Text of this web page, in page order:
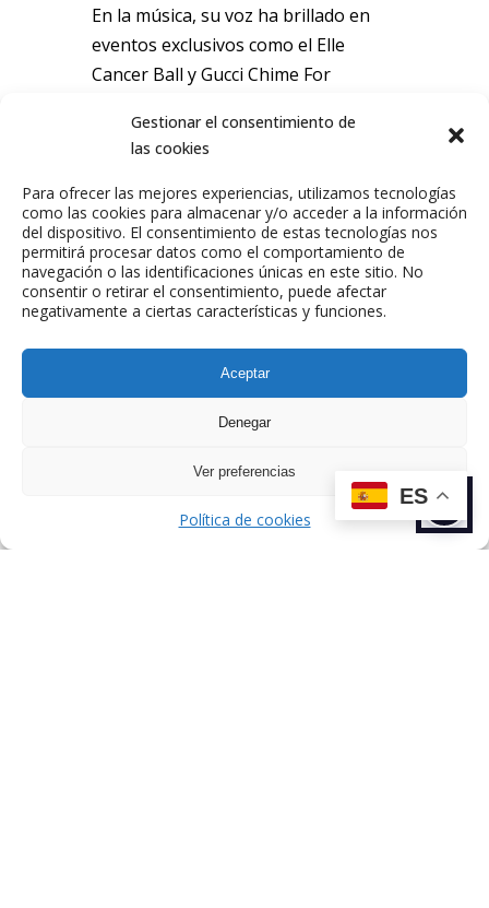
Gestionar el consentimiento de
las cookies
Para ofrecer las mejores experiencias, utilizamos tecnologías
como las cookies para almacenar y/o acceder a la información
del dispositivo. El consentimiento de estas tecnologías nos
permitirá procesar datos como el comportamiento de
navegación o las identificaciones únicas en este sitio. No
consentir o retirar el consentimiento, puede afectar
negativamente a ciertas características y funciones.
Aceptar
Denegar
Ver preferencias
Política de cookies
En la música, su voz ha brillado en
eventos exclusivos como el Elle
Cancer Ball y Gucci Chime For
marcas como Valentino, Pandora y
internacionales y apariciones en
eventos como el Festival de Cannes.
Email de contacto:
lunalionne@twic.es
SIGUIENTE
ES